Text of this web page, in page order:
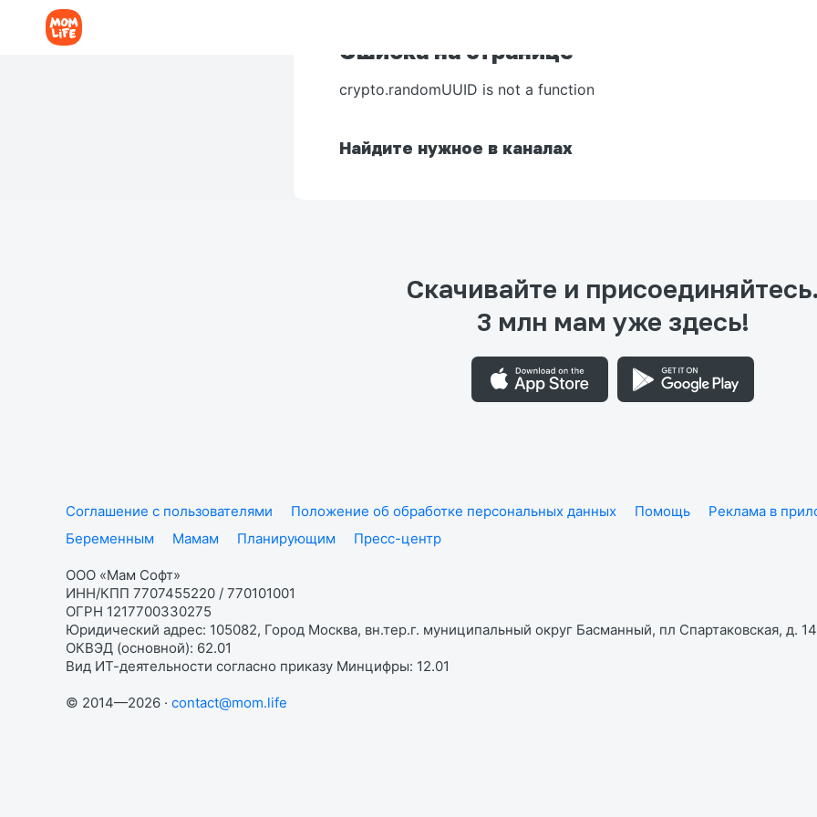
Ошибка на странице
crypto.randomUUID is not a function
Найдите нужное в каналах
Скачивайте и присоединяйтесь.
3 млн мам уже здесь!
Соглашение с пользователями Положение об обработке персональных данных Помощь Реклама в
Беременным
Мамам Планирующим Пресс-центр
ООО «Мам Софт»
ИНН/КПП 7707455220 / 770101001
ОГРН 1217700330275
Юридический адрес: 105082, Город Москва, вн.тер.г. муниципальный округ Басманный, пл Спартаковская, д.
ОКВЭД (основной): 62.01
Вид ИТ-деятельности согласно приказу Минцифры: 12.01
© 2014—2026 · contact@mom.life